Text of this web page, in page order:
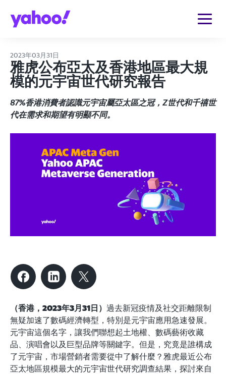
2023年03月31日
雅虎公布亞太及香港地區最大規
模的元宇宙世代研究報告
87%香港消費者認識元宇宙屬亞太區之冠，Z世代和千禧世
代在需求和期望有明顯不同。
（香港，2023年3月31日） 過去新冠疫情及社交距離限制
無疑加速了數碼經濟轉型，特別是元宇宙應用急速發展。
元宇宙這個名字，讓我們聯想起土地權、數碼藝術收藏
品、演唱會以及巨型品牌等關鍵字。但是，究竟是誰構成
了元宇宙，市場營銷者需要從中了解什麼？雅虎最近公布
亞太地區規模最大的元宇宙世代研究調查結果，探討來自